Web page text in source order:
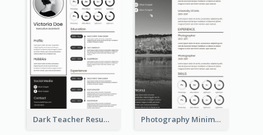
Dark Teacher Resume Photography Minimalist Design Resume